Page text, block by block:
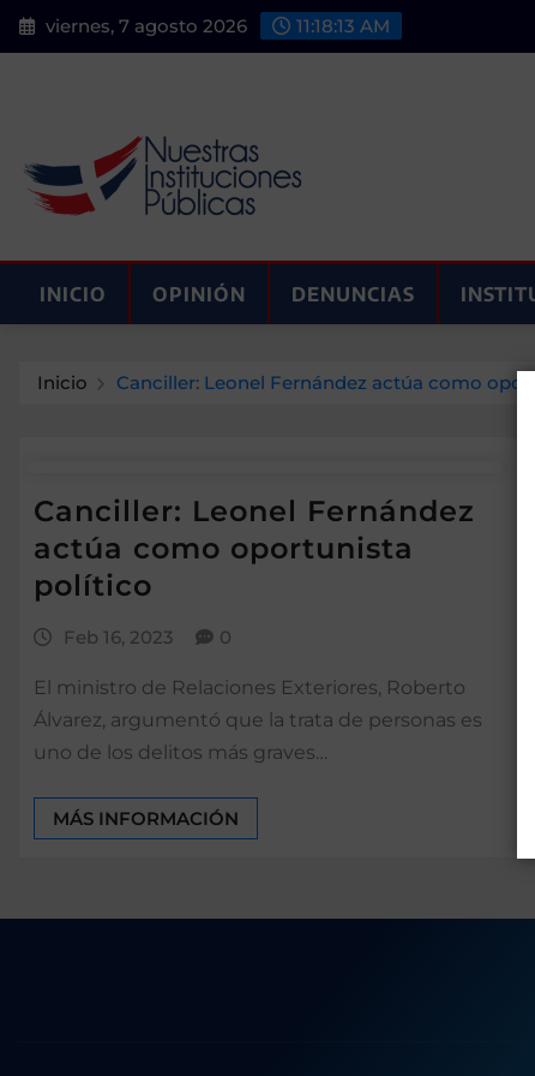
Saltar
al
viernes, 7 agosto 2026 11:18:13 AM
INICIO OPINIÓN DENUNCIAS
Inicio Canciller: Leonel Fernández actúa como
Canciller: Leonel Fernández
actúa como oportunista
político
Feb 16, 2023 0
El ministro de Relaciones Exteriores, Roberto
Álvarez, argumentó que la trata de personas es
uno de los delitos más graves…
MÁS INFORMACIÓN